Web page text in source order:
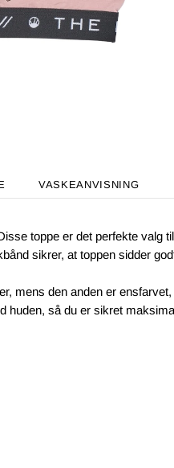
VASKEANVISNING
toppe er det perfekte
sikrer, at toppen sidder
mens den anden er
så du er sikret